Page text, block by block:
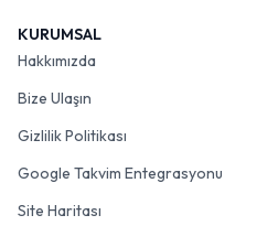
KURUMSAL
Hakkımızda
Bize Ulaşın
Gizlilik Politikası
Google Takvim Entegrasyonu
Site Haritası